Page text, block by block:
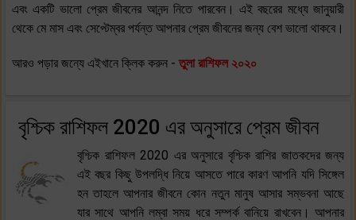
এবং একটি ভালো প্রেম জীবনের আনন্দ নিতে পারবেন। এই বছরের মধ্যে জানুয়ারী
থেকে মে মাস এবং সেপ্টেম্বর পর্যন্ত আপনার প্রেম জীবনের জন্য বেশ ভালো থাকবে।
আরও পড়ার জন্যে এইখানে ক্লিক করুন -তুলা রাশিফল ২০২০
বৃশ্চিক রাশিফল 2020 এর অনুসারে প্রেম জীবন
বৃশ্চিক রাশিফল 2020 এর অনুসারে বৃশ্চিক রাশির জাতকদের জন্য
এই বছর কিছু উপলদ্ধি নিয়ে আসতে পারে কারণ আপনি যদি সিঙ্গেল
হন তাহলে আপনার জীবনে কোন নতুন মানুষ আসার সম্ভবনা আছে
যার সাথে আপনি লম্বা সময় ধরে সম্পর্ক বানিয়ে রাখবেন। আপনার